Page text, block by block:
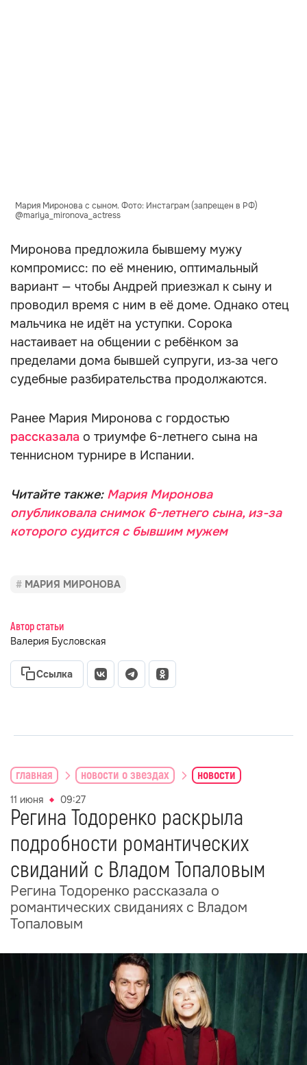
Мария Миронова с сыном. Фото: Инстаграм (запрещен в РФ)
@mariya_mironova_actress
Миронова предложила бывшему мужу
компромисс: по её мнению, оптимальный
вариант — чтобы Андрей приезжал к сыну и
проводил время с ним в её доме. Однако отец
мальчика не идёт на уступки. Сорока
настаивает на общении с ребёнком за
пределами дома бывшей супруги, из‑за чего
судебные разбирательства продолжаются.
Ранее Мария Миронова с гордостью
рассказала о триумфе 6-летнего сына на
теннисном турнире в Испании.
Читайте также: Мария Миронова
опубликовала снимок 6-летнего сына, из-за
которого судится с бывшим мужем
МАРИЯ МИРОНОВА
Автор статьи
Валерия Бусловская
Ссылка
главная новости о звездах новости
11 июня 09:27
Регина Тодоренко раскрыла
подробности романтических
свиданий с Владом Топаловым
Регина Тодоренко рассказала о
романтических свиданиях с Владом
Топаловым